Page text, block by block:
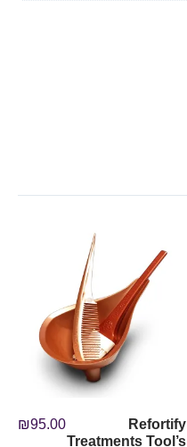
Refortify
Treatments Tool’s
₪95.00